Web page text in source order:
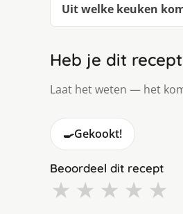
Uit welke keuken
Heb je dit
Laat het weten — het
🍳Gekookt!
Beoordeel dit recept
★ ★ ★ ★ ★